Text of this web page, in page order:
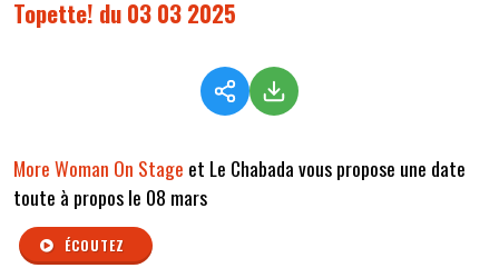
Topette! du 03 03 2025
More Woman On Stage et Le Chabada vous propose une date
toute à propos le 08 mars
ÉCOUTEZ